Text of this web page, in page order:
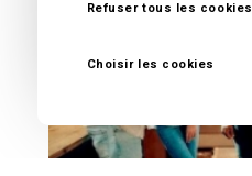
Refuser tous les cookies
Choisir les cookies